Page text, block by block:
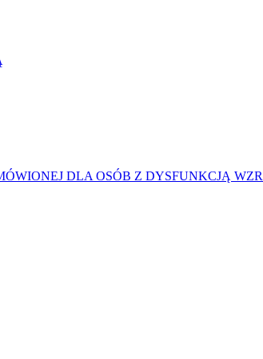
DLA OSÓB Z DYSFUNKCJĄ